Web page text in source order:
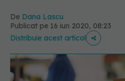
De Dana Lascu
Publicat pe 16 iun 2020, 08:23
Distribuie acest articol